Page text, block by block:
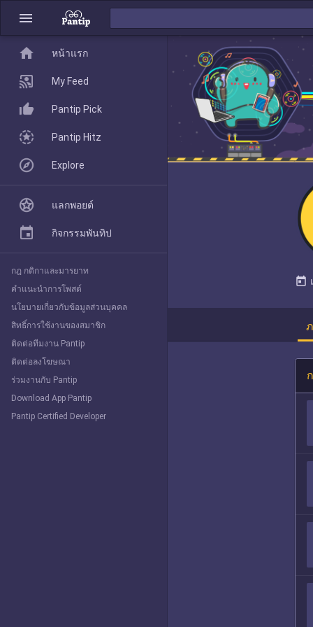
menu
today
home
Pantip Pick
Explore
home หน้าแรก
My Feed
Pantip Pick
Pantip Hitz
Explore
แลกพอยต์
กิจกรรมพันทิป
กฎ กติกาและมารยาท
คำแนะนำการโพสต์
นโยบายเกี่ยวกับข้อมูลส่วนบุคคล
สิทธิ์การใช้งานของสมาชิก
ติดต่อทีมงาน Pantip
ติดต่อลงโฆษณา
ร่วมงานกับ Pantip
Download App Pantip
Pantip Certified Developer